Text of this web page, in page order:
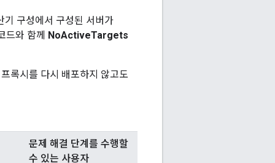
기 구성에서 구성된 서버가
드와 함께 NoActiveTargets
록시를 다시 배포하지 않고도
문제 해결 단계를 수행할
수 있는 사용자